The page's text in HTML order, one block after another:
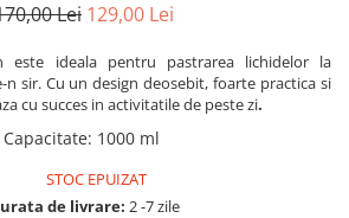
Lei 129,00 Lei
este ideala pentru pastrarea lichidelor la
sir. Cu un design deosebit, foarte practica si
cu succes in activitatile de peste zi.
Capacitate: 1000 ml
STOC EPUIZAT
de livrare: 2 -7 zile